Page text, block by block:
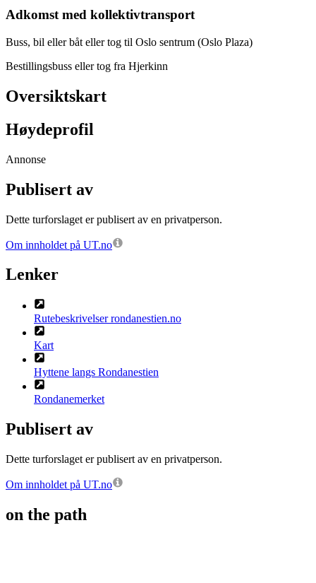
Adkomst med kollektivtransport
Buss, bil eller båt eller tog til Oslo sentrum (Oslo Plaza)
Bestillingsbuss eller tog fra Hjerkinn
Oversiktskart
Høydeprofil
Annonse
Publisert av
Dette turforslaget er publisert av en privatperson.
Om innholdet på UT.no
Lenker
Rutebeskrivelser rondanestien.no
Kart
Hyttene langs Rondanestien
Rondanemerket
Publisert av
Dette turforslaget er publisert av en privatperson.
Om innholdet på UT.no
on the path